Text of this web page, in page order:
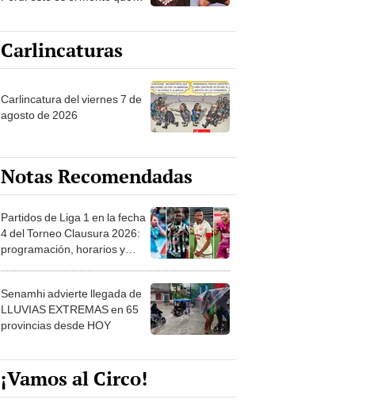
1.000 vistas
Carlincaturas
Carlincatura del viernes 7 de
agosto de 2026
Notas Recomendadas
Partidos de Liga 1 en la fecha
4 del Torneo Clausura 2026:
programación, horarios y
Senamhi advierte llegada de
LLUVIAS EXTREMAS en 65
provincias desde HOY
¡Vamos al Circo!